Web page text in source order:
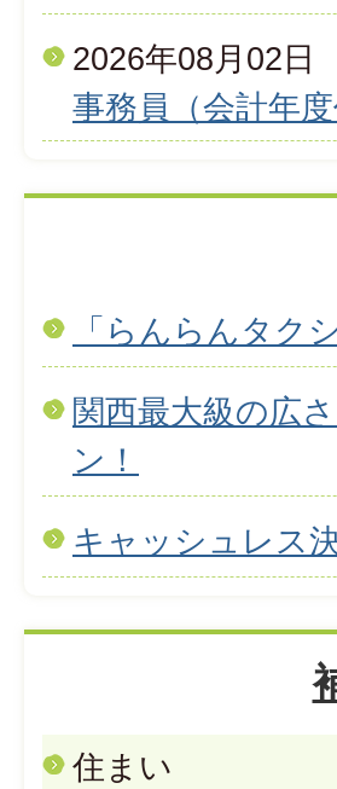
2026年08月02日
事務員（会計年
「らんらんタク
関西最大級の広
ン！
キャッシュレス
住まい